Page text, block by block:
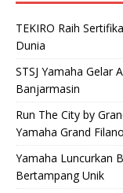
TEKIRO Raih
Dunia
STSJ Yamaha Gelar
Banjarmasin
Run The City by
Yamaha Grand Filano
Yamaha Luncurkan
Bertampang Unik